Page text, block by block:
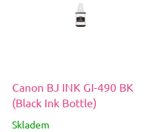
Canon BJ INK GI-490 BK
(Black Ink Bottle)
Skladem